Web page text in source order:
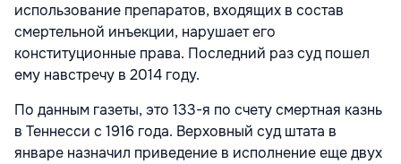
использование препаратов, входящих в состав
смертельной инъекции, нарушает его
конституционные права. Последний раз суд пошел
ему навстречу в 2014 году.
По данным газеты, это 133-я по счету смертная казнь
в Теннесси с 1916 года. Верховный суд штата в
январе назначил приведение в исполнение еще двух